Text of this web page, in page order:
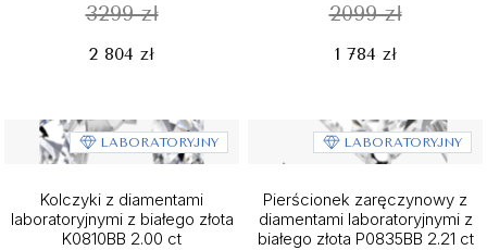
3299 zł
2 804 zł
2099 zł
1 784 zł
LABORATORYJNY
Kolczyki z diamentami
laboratoryjnymi z białego złota
K0810BB 2.00 ct
LABORATORYJNY
Pierścionek zaręczynowy z
diamentami laboratoryjnymi z
białego złota P0835BB 2.21 ct